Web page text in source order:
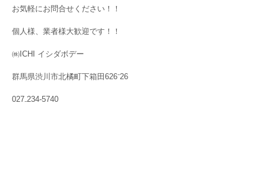
お気軽にお問合せください！！
個人様、業者様大歓迎です！！
㈱ICHI イシダボデー
群馬県渋川市北橘町下箱田626⁻26
027₋234-5740